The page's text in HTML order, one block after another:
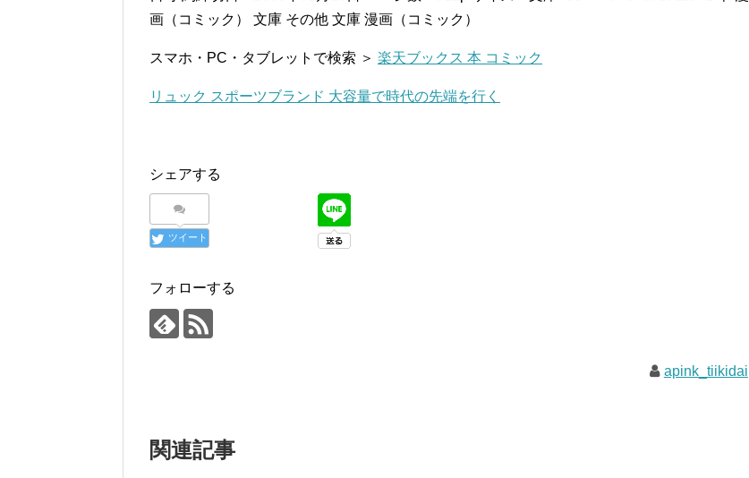
画（コミック） 文庫 その他 文庫 漫画（コミック）
スマホ・PC・タブレットで検索 ＞ 楽天ブックス 本 コミック
リュック スポーツブランド 大容量で時代の先端を行く
シェアする
ツイート
フォローする
apink_tiikidai
関連記事